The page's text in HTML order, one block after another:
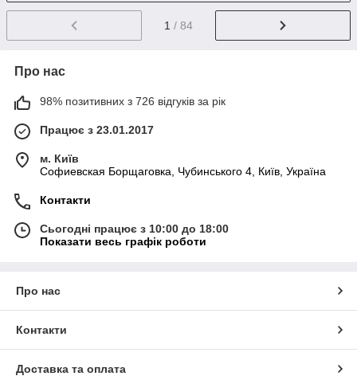
1 / 84
Про нас
98% позитивних з 726 відгуків за рік
Працює з 23.01.2017
м. Київ
Софиевская Борщаговка, Чубинського 4, Київ, Україна
Контакти
Сьогодні працює з 10:00 до 18:00
Показати весь графік роботи
Про нас
Контакти
Доставка та оплата